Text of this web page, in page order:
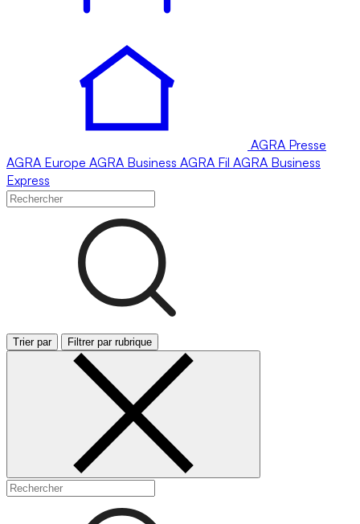
AGRA Presse
AGRA Europe AGRA Business AGRA Fil AGRA Business
Express
Trier par Filtrer par rubrique